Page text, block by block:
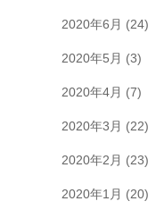
2020年6月 (24)
2020年5月 (3)
2020年4月 (7)
2020年3月 (22)
2020年2月 (23)
2020年1月 (20)